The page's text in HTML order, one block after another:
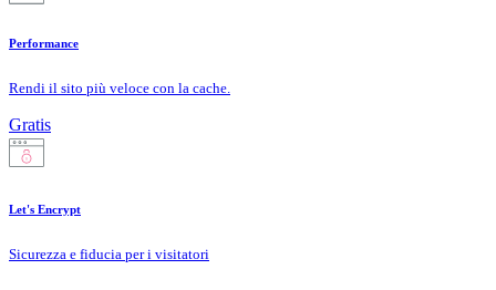
Performance
Rendi il sito più veloce con la cache.
Gratis
Let's Encrypt
Sicurezza e fiducia per i visitatori